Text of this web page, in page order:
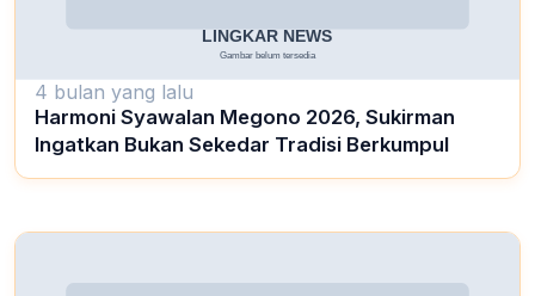
4 bulan yang lalu
Harmoni Syawalan Megono 2026, Sukirman
Ingatkan Bukan Sekedar Tradisi Berkumpul